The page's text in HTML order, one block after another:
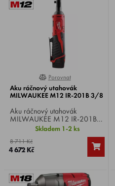
0%
Porovnat
Aku ráčnový utahovák
MILWAUKEE M12 IR-201B 3/8
Aku ráčnový utahovák
MILWAUKEE M12 IR-201B
3/8 , Li-ion 12 V / 2.0 Ah,
délka 274 mm, otáčky 0-
250/min, max. utahovací
moment 47 Nm, upínání 3/8"
čtyřhran, hmotnost 0,9 kg.
Skladem 1-2 ks
8 711 Kč
4 672 Kč